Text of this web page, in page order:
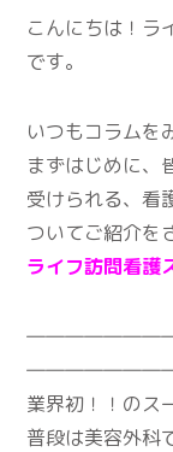
こんにちは！ラ
です。
いつもコラムを
まずはじめに、
受けられる、看
ついてご紹介を
ライフ訪問看護
業界初！！のス
普段は美容外科